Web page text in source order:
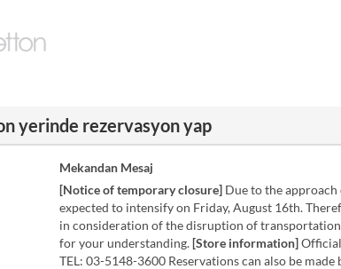
yerinde rezervasyon yap
Mekandan Mesaj
[Notice of temporary closure]Due to the approach
expected to intensify on Friday, August 16th.
in consideration of the disruption of
for your understanding.[Store information]
TEL: 03-5148-3600 Reservations can also be made